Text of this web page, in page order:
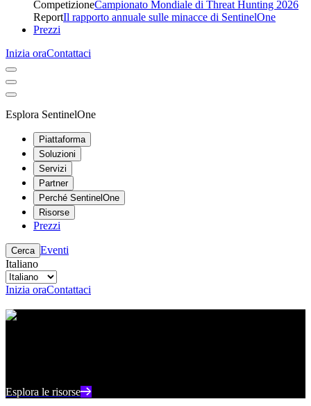
CompetizioneCampionato Mondiale di Threat Hunting 2026
ReportIl rapporto annuale sulle minacce di SentinelOne
Prezzi
Inizia oraContattaci
Esplora SentinelOne
Piattaforma
Soluzioni
Servizi
Partner
Perché SentinelOne
Risorse
Prezzi
Cerca Eventi
Italiano
Inizia oraContattaci
Centro risorse
Esplora le risorse